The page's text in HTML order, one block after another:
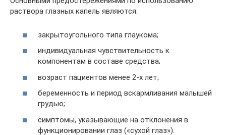
раствора глазных капель являются:
закрытоугольного типа глаукома;
индивидуальная чувствительность к
компонентам в составе средства;
возраст пациентов менее 2-х лет;
беременность и период вскармливания малышей
грудью;
симптомы, указывающие на отклонения в
функционировании глаз («сухой глаз»).